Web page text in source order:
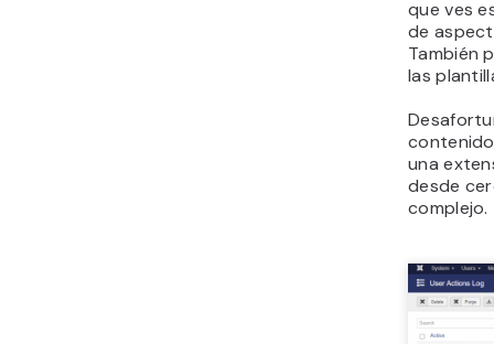
que ves
de
También
las
una
desde
complejo.